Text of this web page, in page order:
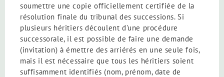
soumettre une copie officiellement certifiée de la
résolution finale du tribunal des successions. Si
plusieurs héritiers découlent d'une procédure
successorale, il est possible de faire une demande
(invitation) à émettre des arriérés en une seule fois,
mais il est nécessaire que tous les héritiers soient
suffisamment identifiés (nom, prénom, date de